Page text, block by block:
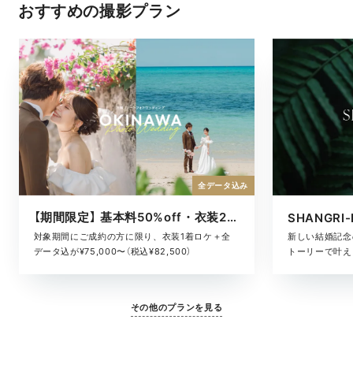
おすすめの撮影プラン
【期間限定】 基本料50%off・衣装2着ロケ
対象期間にご成約の方に限り、衣装1着ロケ＋全
データ込が¥75,000〜（税込¥82,500）
全データ込み
新しい結婚記念
トーリーで叶
その他のプランを見る